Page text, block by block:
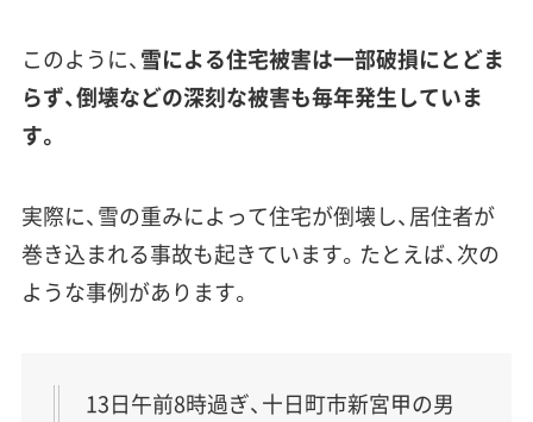
このように、雪による住宅被害は一部破損にとどま
らず、倒壊などの深刻な被害も毎年発生していま
す。
実際に、雪の重みによって住宅が倒壊し、居住者が
巻き込まれる事故も起きています。たとえば、次の
ような事例があります。
13日午前8時過ぎ、十日町市新宮甲の男